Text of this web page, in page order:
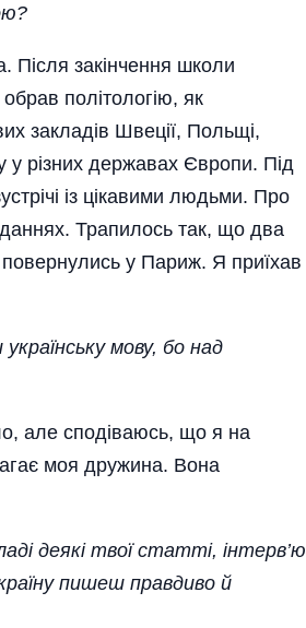
Після закінчення школи
політологію, як
закладів Швеції, Польщі,
у різних державах Європи. Під
із цікавими людьми. Про
Трапилось так, що два
повернулись у Париж. Я приїхав
мову, бо над
але сподіваюсь, що я на
моя дружина. Вона
деякі твої статті, інтерв’ю
пишеш правдиво й